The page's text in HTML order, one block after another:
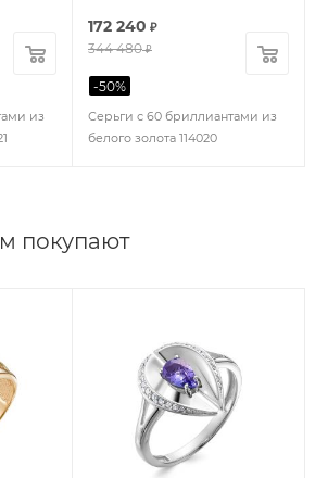
из
Серьги с 60 бриллиантами из
белого золота 114020
172 240 ₽
344 480₽
-50%
покупают